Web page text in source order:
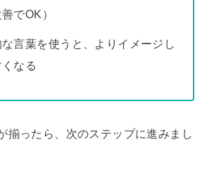
でOK）
言葉を使うと、よりイメージし
なる
揃ったら、次のステップに進みまし